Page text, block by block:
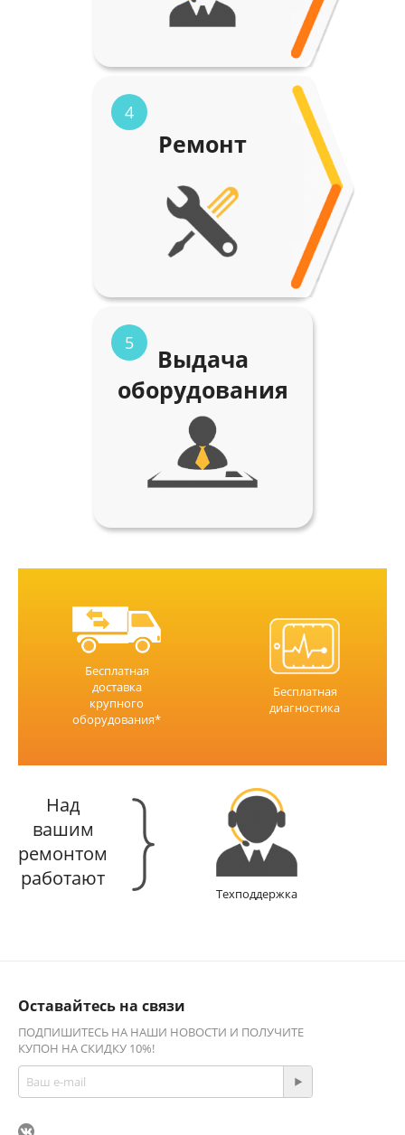
4
Ремонт
5
Выдача
оборудования
Бесплатная
доставка
крупного
оборудования*
Бесплатная
диагностика
Над
вашим
ремонтом
работают
Техподдержка
Оставайтесь на связи
ПОДПИШИТЕСЬ НА НАШИ НОВОСТИ И ПОЛУЧИТЕ
КУПОН НА СКИДКУ 10%!